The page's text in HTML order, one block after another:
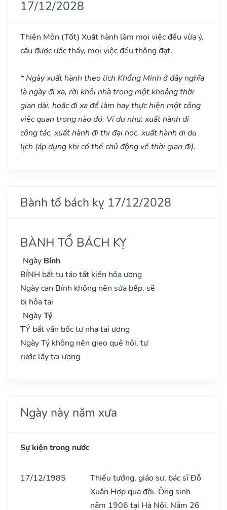
17/12/2028
Thiên Môn (Tốt) Xuất hành làm mọi việc đều vừa ý,
cầu được ước thấy, mọi việc đều thông đạt.
* Ngày xuất hành theo lịch Khổng Minh ở đây nghĩa
là ngày đi xa, rời khỏi nhà trong một khoảng thời
gian dài, hoặc đi xa để làm hay thực hiện một công
việc quan trọng nào đó. Ví dụ như: xuất hành đi
công tác, xuất hành đi thi đại học, xuất hành di du
lịch (áp dụng khi có thể chủ động về thời gian đi).
Bành tổ bách kỵ 17/12/2028
BÀNH TỔ BÁCH KỴ
Ngày Bính
BÍNH bất tu táo tất kiến hỏa ương
Ngày can Bính không nên sửa bếp, sẽ
bị hỏa tai
NgàyTý
TÝ bất vấn bốc tự nhạ tai ương
Ngày Tý không nên gieo quẻ hỏi, tự
rước lấy tai ương
Ngày này năm xưa
Sự kiện trong nước
17/12/1985
Thiếu tướng, giáo sư, bác sĩ Đỗ
Xuân Hợp qua đời. Ông sinh
nǎm 1906 tại Hà Nội. Nǎm 26